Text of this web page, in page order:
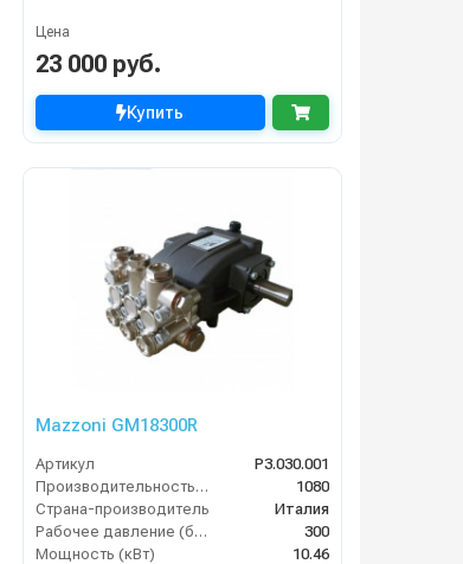
Цена
23 000 руб.
Купить
Mazzoni GM18300R
Артикул
P3.030.001
Производительность (л/ч)
1080
Страна-производитель
Италия
Рабочее давление (бар)
300
Мощность (кВт)
10.46